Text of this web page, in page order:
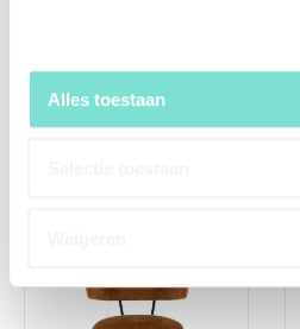
Alles toestaan